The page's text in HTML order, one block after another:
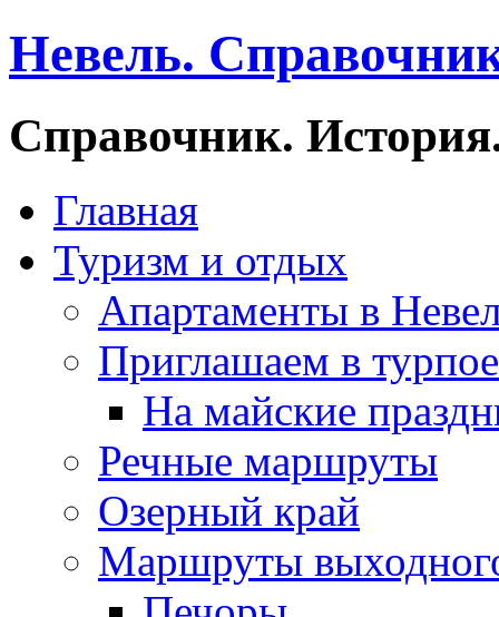
Невель.
Справочник.
Главная
Туризм и отдых
Апартаменты в
Приглашаем в
На майские
Речные маршруты
Озерный край
Маршруты